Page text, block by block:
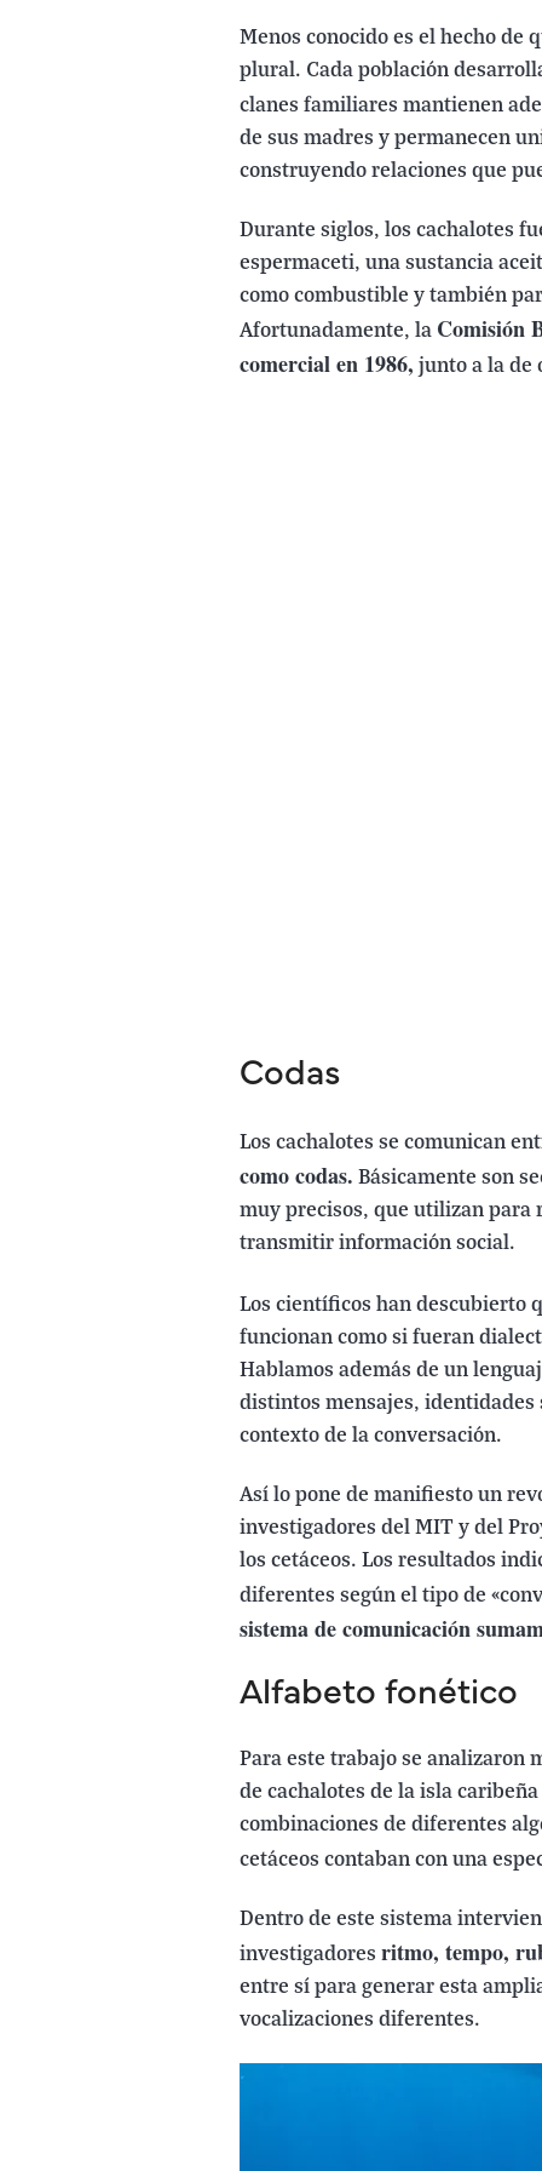
Menos conocido es el hecho de
plural. Cada población
clanes familiares mantienen
de sus madres y permanecen
construyendo relaciones que
Durante siglos, los cachalotes
espermaceti, una sustancia
como combustible y también
Afortunadamente, la Comisión
comercial en 1986, junto a la de
Codas
Los cachalotes se comunican
como codas. Básicamente son
muy precisos, que utilizan para
transmitir información social.
Los científicos han descubierto
funcionan como si fueran
Hablamos además de un
distintos mensajes, identidades
contexto de la conversación.
Así lo pone de manifiesto un
investigadores del MIT y del
los cetáceos. Los resultados
diferentes según el tipo de
sistema de comunicación
Alfabeto fonético
Para este trabajo se analizaron
de cachalotes de la isla
combinaciones de diferentes
cetáceos contaban con una
Dentro de este sistema
investigadores ritmo, tempo,
entre sí para generar esta
vocalizaciones diferentes.